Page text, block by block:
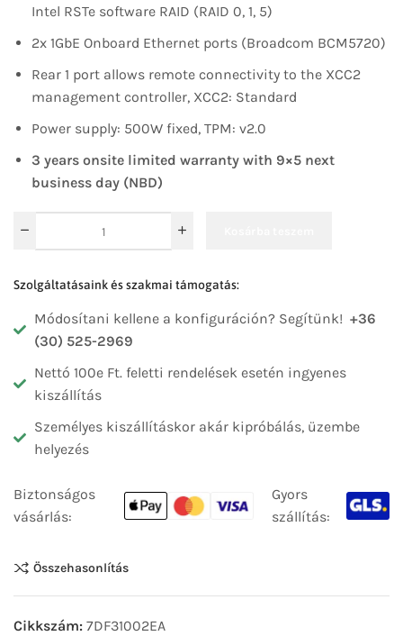
Intel RSTe software RAID (RAID 0, 1, 5)
2x 1GbE Onboard Ethernet ports (Broadcom BCM5720)
Rear 1 port allows remote connectivity to the XCC2
management controller, XCC2: Standard
Power supply: 500W fixed, TPM: v2.0
3 years onsite limited warranty with 9×5 next
business day (NBD)
Szolgáltatásaink és szakmai támogatás:
Módosítani kellene a konfiguráción? Segítünk! +36
(30) 525-2969
Nettó 100e Ft. feletti rendelések esetén ingyenes
kiszállítás
Személyes kiszállításkor akár kipróbálás, üzembe
helyezés
Biztonságos
vásárlás:
Gyors
szállítás:
Összehasonlítás
Cikkszám: 7DF31002EA